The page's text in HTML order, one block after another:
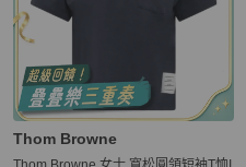
Thom Browne